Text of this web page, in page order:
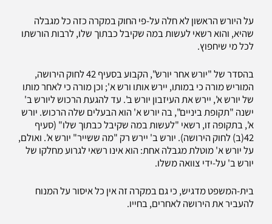
על היורש הראשון לא חלה על-פי החוק במקרה כזה כל מגבלה
שהיא, והוא רשאי לעשות במה שקיבל כבתוך שלו, לרבות הורשתו
לכל מי שיחפוץ.
בהסדר של "יורש אחר יורש", הקבוע בסעיף 42 לחוק הירושה,
המוריש מורה כי במותו, יירש אותו ורש א'; וכן מורה כי לאחר מותו
של יורש א', יירש את העיזבון יורש ב'. עד להגעת הרכוש ליורש ב'
ישנה "תקופת ביניים", בה יורש א' הוא הבעלים שלה הרכוש. יורש
א', בתקופה זו, רשאי "לעשות במה שקיבל כבתוך שלו" (סעיף
42(ב) לחוק הירושה). יורש ב' יירש רק "מה ששייר" יורש א'. ואולם,
על יורש א' מוטלת מגבלה אחת: הוא אינו רשאי לגרוע מחלקו של
יורש ב' על-ידי צוואה משלו.
בית-המשפט מדגיש, כי גם במקרה זה אין כל איסור על המנוח
להעביר את הירושה לאחרים, בחייו.